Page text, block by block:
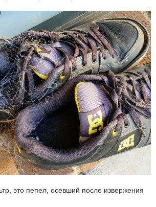
это пепел, осевший после извержения